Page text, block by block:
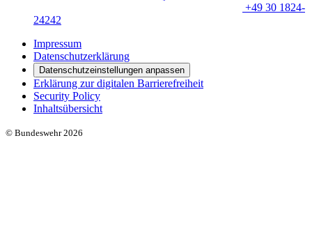
+49 30 1824-
24242
Impressum
Datenschutzerklärung
Datenschutzeinstellungen anpassen
Erklärung zur digitalen Barrierefreiheit
Security Policy
Inhaltsübersicht
© Bundeswehr 2026